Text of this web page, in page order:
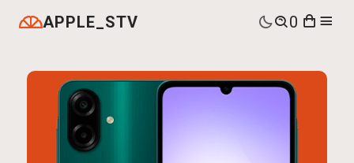
APPLE_STV 0